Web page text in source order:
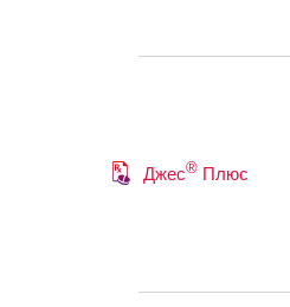
Джес®Плюс